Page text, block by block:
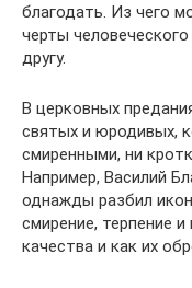
благодать. Из чего
черты
другу.
В церковных
святых и юродивых,
смиренными, ни
Например, Василий
однажды разбил
смирение, терпение
качества и как их